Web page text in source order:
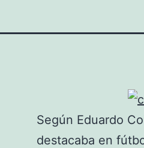
Según Eduardo
destacaba en